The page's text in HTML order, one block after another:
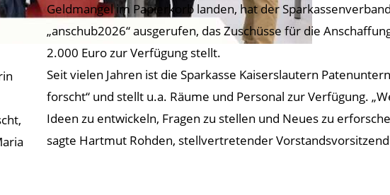
Geldmangel im Papierkorb landen, hat der
„anschub2026“ ausgerufen, das Zuschüsse für die
2.000 Euro zur Verfügung stellt.
Seit vielen Jahren ist die Sparkasse Kaiserslautern
forscht“ und stellt u.a. Räume und Personal zur Verfügung.
Ideen zu entwickeln, Fragen zu stellen und Neues zu
sagte Hartmut Rohden, stellvertretender